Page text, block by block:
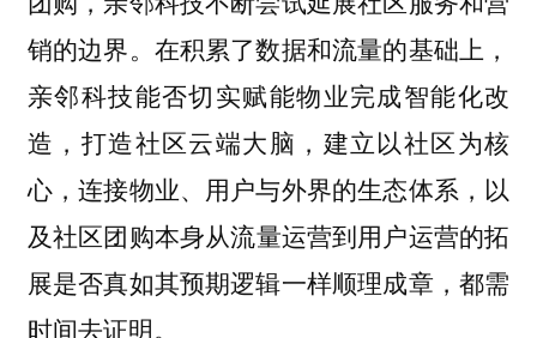
销的边界。在积累了数据和流量的基础上，
亲邻科技能否切实赋能物业完成智能化改
造，打造社区云端大脑，建立以社区为核
心，连接物业、用户与外界的生态体系，以
及社区团购本身从流量运营到用户运营的拓
展是否真如其预期逻辑一样顺理成章， 都需
时间去证明。